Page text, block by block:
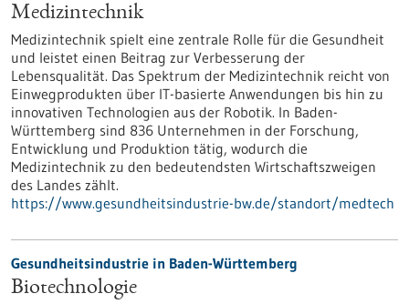
Medizintechnik
Medizintechnik spielt eine zentrale Rolle für die Gesundheit
und leistet einen Beitrag zur Verbesserung der
Lebensqualität. Das Spektrum der Medizintechnik reicht von
Einwegprodukten über IT-basierte Anwendungen bis hin zu
innovativen Technologien aus der Robotik. In Baden-
Württemberg sind 836 Unternehmen in der Forschung,
Entwicklung und Produktion tätig, wodurch die
Medizintechnik zu den bedeutendsten Wirtschaftszweigen
des Landes zählt.
https://www.gesundheitsindustrie-bw.de/standort/medtech
Gesundheitsindustrie in Baden-Württemberg
Biotechnologie